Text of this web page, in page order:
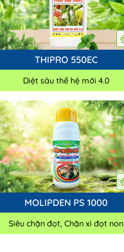
THIPRO 550EC
Diệt sâu thế hệ mới 4.0
MOLIPDEN PS 1000
Siêu chặn đọt, Chặn xì đọt non